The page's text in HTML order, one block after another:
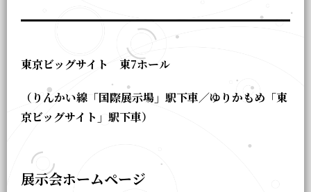
東京ビッグサイト 東7ホール
（りんかい線「国際展示場」駅下車／ゆりかもめ「東
京ビッグサイト」駅下車）
展示会ホームページ